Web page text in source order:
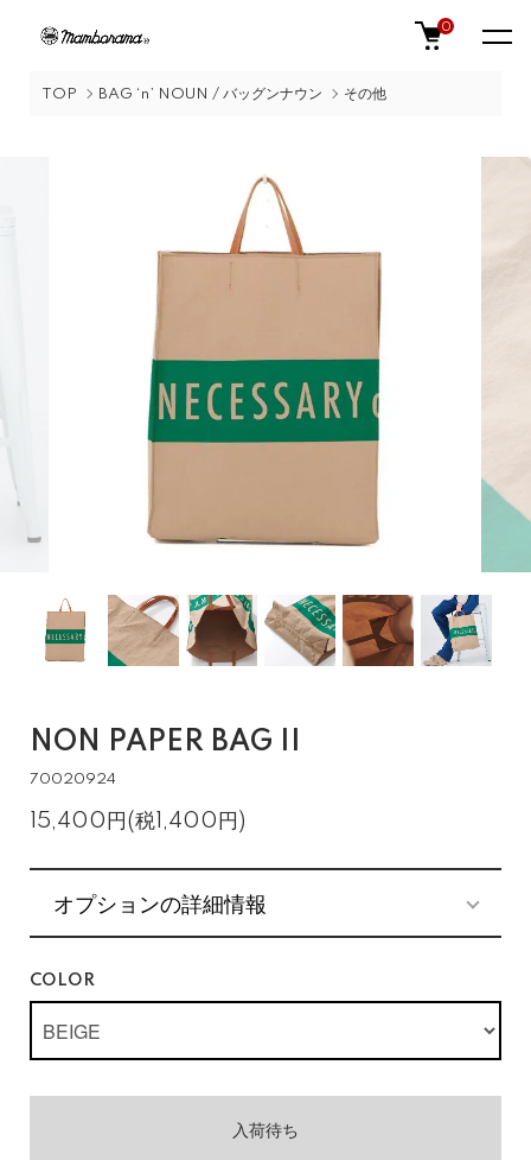
0
TOP BAG ‘n’ NOUN / バッグンナウン その他
NON PAPER BAG II
70020924
15,400円(税1,400円)
オプションの詳細情報
COLOR
入荷待ち